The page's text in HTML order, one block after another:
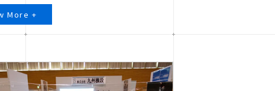
More +